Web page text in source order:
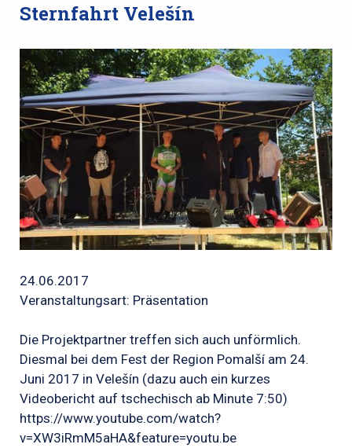
Sternfahrt Velešín
24.06.2017
Veranstaltungsart: Präsentation
Die Projektpartner treffen sich auch unförmlich.
Diesmal bei dem Fest der Region Pomalší am 24.
Juni 2017 in Velešín (dazu auch ein kurzes
Videobericht auf tschechisch ab Minute 7:50)
https://www.youtube.com/watch?
v=XW3iRmM5aHA&feature=youtu.be